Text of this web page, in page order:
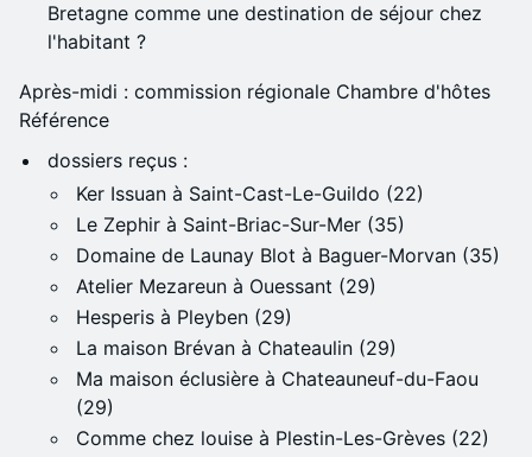
Bretagne comme une destination de séjour chez
l'habitant ?
Après-midi : commission régionale Chambre d'hôtes
Référence
dossiers reçus :
Ker Issuan à Saint-Cast-Le-Guildo (22)
Le Zephir à Saint-Briac-Sur-Mer (35)
Domaine de Launay Blot à Baguer-Morvan (35)
Atelier Mezareun à Ouessant (29)
Hesperis à Pleyben (29)
La maison Brévan à Chateaulin (29)
Ma maison éclusière à Chateauneuf-du-Faou
(29)
Comme chez louise à Plestin-Les-Grèves (22)